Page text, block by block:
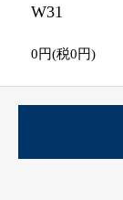
W31
0円(税0円)